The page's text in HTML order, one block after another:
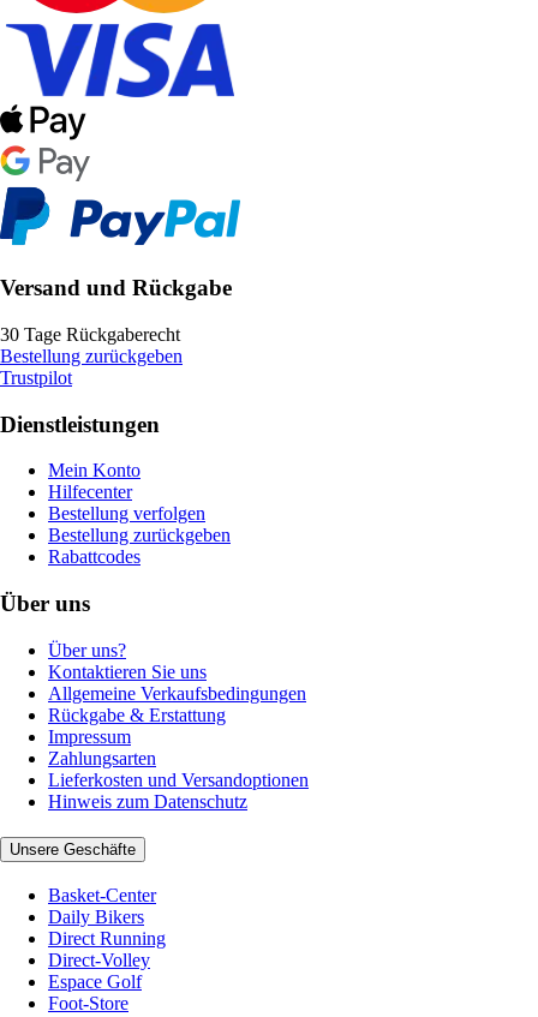
Versand und Rückgabe
30 Tage Rückgaberecht
Bestellung zurückgeben
Trustpilot
Dienstleistungen
Mein Konto
Hilfecenter
Bestellung verfolgen
Bestellung zurückgeben
Rabattcodes
Über uns
Über uns?
Kontaktieren Sie uns
Allgemeine Verkaufsbedingungen
Rückgabe & Erstattung
Impressum
Zahlungsarten
Lieferkosten und Versandoptionen
Hinweis zum Datenschutz
Unsere Geschäfte
Basket-Center
Daily Bikers
Direct Running
Direct-Volley
Espace Golf
Foot-Store